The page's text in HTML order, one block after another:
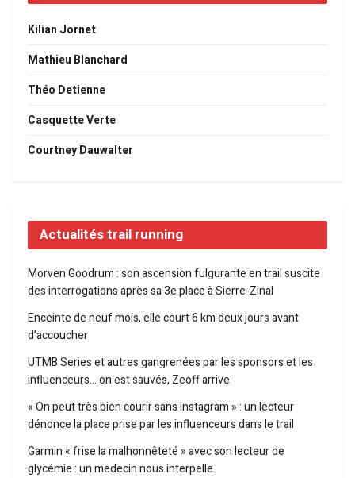
Kilian Jornet
Mathieu Blanchard
Théo Detienne
Casquette Verte
Courtney Dauwalter
Actualités trail running
Morven Goodrum : son ascension fulgurante en trail suscite
des interrogations après sa 3e place à Sierre-Zinal
Enceinte de neuf mois, elle court 6 km deux jours avant
d’accoucher
UTMB Series et autres gangrenées par les sponsors et les
influenceurs… on est sauvés, Zeoff arrive
« On peut très bien courir sans Instagram » : un lecteur
dénonce la place prise par les influenceurs dans le trail
Garmin « frise la malhonnêteté » avec son lecteur de
glycémie : un medecin nous interpelle